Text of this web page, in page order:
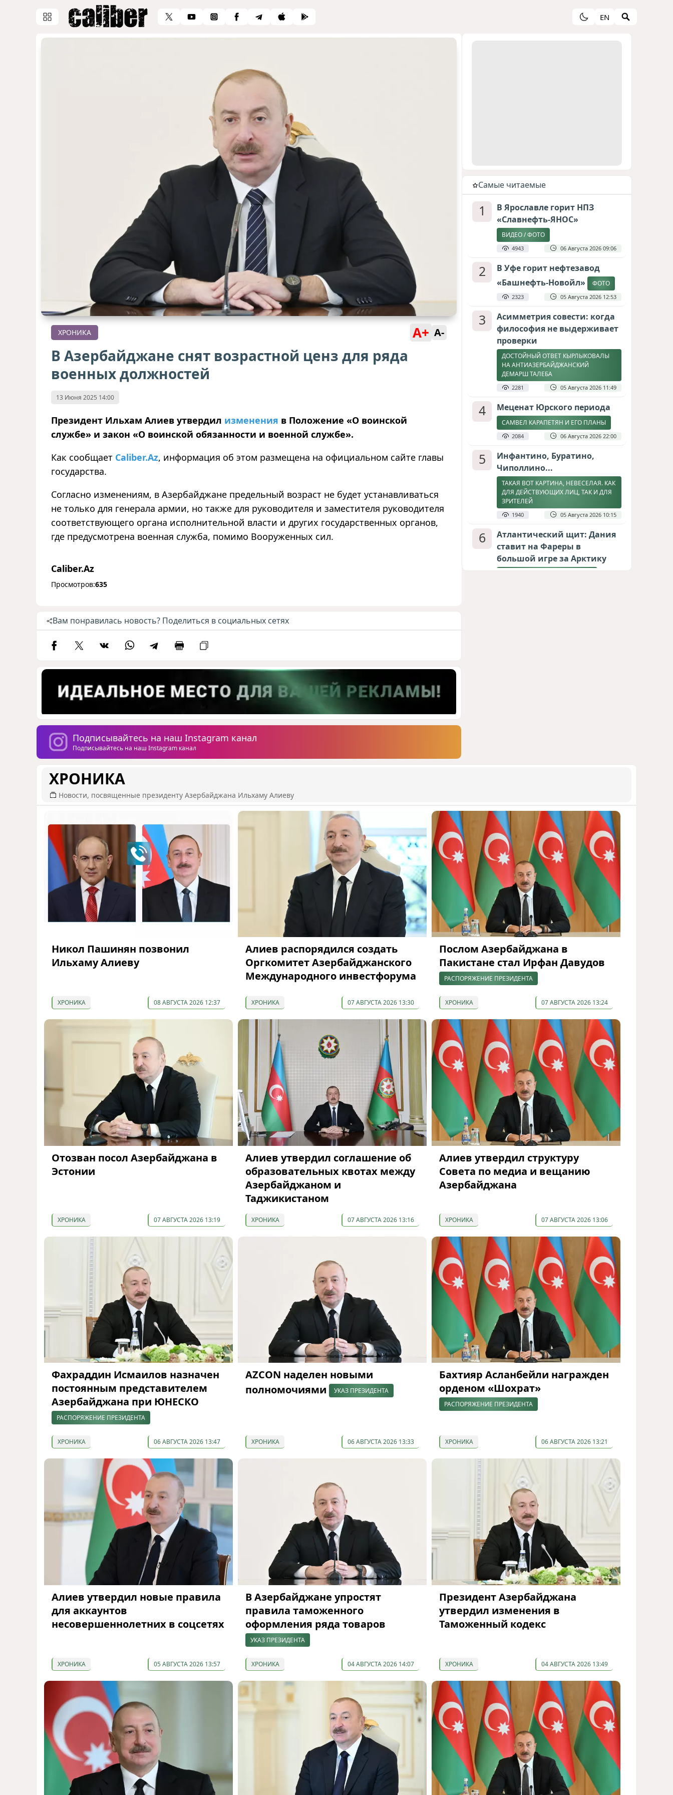
EN
ХРОНИКА A+ A-
В Азербайджане снят возрастной ценз для ряда
военных должностей
13 Июня 2025 14:00
Президент Ильхам Алиев утвердил изменения в Положение «О воинской
службе» и закон «О воинской обязанности и военной службе».
Как сообщает Caliber.Az, информация об этом размещена на официальном сайте главы
государства.
Согласно изменениям, в Азербайджане предельный возраст не будет устанавливаться
не только для генерала армии, но также для руководителя и заместителя руководителя
соответствующего органа исполнительной власти и других государственных органов,
где предусмотрена военная служба, помимо Вооруженных сил.
Caliber.Az
Просмотров:635
Вам понравилась новость? Поделиться в социальных сетях
Подписывайтесь на наш Instagram канал
Подписывайтесь на наш Instagram канал
Cамые читаемые
1
В Ярославле горит НПЗ
«Славнефть-ЯНОС»
ВИДЕО / ФОТО
4943 06 Августа 2026 09:06
2
В Уфе горит нефтезавод
«Башнефть-Новойл»
ФОТО
2323 05 Августа 2026 12:53
3
Асимметрия совести: когда
философия не выдерживает
проверки
ДОСТОЙНЫЙ ОТВЕТ КЫРЛЫКОВАЛЫ
НА АНТИАЗЕРБАЙДЖАНСКИЙ
ДЕМАРШ ТАЛЕБА
2281 05 Августа 2026 11:49
4 Меценат Юрского периода
САМВЕЛ КАРАПЕТЯН И ЕГО ПЛАНЫ
2084 06 Августа 2026 22:00
5
Инфантино, Буратино,
Чиполлино...
ТАКАЯ ВОТ КАРТИНА, НЕВЕСЕЛАЯ. КАК
ДЛЯ ДЕЙСТВУЮЩИХ ЛИЦ, ТАК И ДЛЯ
ЗРИТЕЛЕЙ
1940 05 Августа 2026 10:15
6
Атлантический щит: Дания
ставит на Фареры в
большой игре за Арктику
майнинга
СТАТЬЯ ВЛАДИМИРА ЦХВЕДИАНИ
1232 05 Августа 2026 17:46
ХРОНИКА
Новости, посвященные президенту Азербайджана Ильхаму Алиеву
Никол Пашинян позвонил
Ильхаму Алиеву
ХРОНИКА 08 АВГУСТА 2026 12:37
Алиев распорядился создать
Оргкомитет Азербайджанского
Международного инвестфорума
ХРОНИКА 07 АВГУСТА 2026 13:30
Послом Азербайджана в
Пакистане стал Ирфан Давудов
РАСПОРЯЖЕНИЕ ПРЕЗИДЕНТА
ХРОНИКА 07 АВГУСТА 2026 13:24
Отозван посол Азербайджана в
Эстонии
ХРОНИКА 07 АВГУСТА 2026 13:19
Алиев утвердил соглашение об
образовательных квотах между
Азербайджаном и
Таджикистаном
ХРОНИКА 07 АВГУСТА 2026 13:16
Алиев утвердил структуру
Совета по медиа и вещанию
Азербайджана
ХРОНИКА 07 АВГУСТА 2026 13:06
Фахраддин Исмаилов назначен
постоянным представителем
Азербайджана при ЮНЕСКО
РАСПОРЯЖЕНИЕ ПРЕЗИДЕНТА
ХРОНИКА 06 АВГУСТА 2026 13:47
AZCON наделен новыми
полномочиями
УКАЗ ПРЕЗИДЕНТА
ХРОНИКА 06 АВГУСТА 2026 13:33
Бахтияр Асланбейли награжден
орденом «Шохрат»
РАСПОРЯЖЕНИЕ ПРЕЗИДЕНТА
ХРОНИКА 06 АВГУСТА 2026 13:21
Алиев утвердил новые правила
для аккаунтов
несовершеннолетних в соцсетях
ХРОНИКА 05 АВГУСТА 2026 13:57
В Азербайджане упростят
правила таможенного
оформления ряда товаров
УКАЗ ПРЕЗИДЕНТА
ХРОНИКА 04 АВГУСТА 2026 14:07
Президент Азербайджана
утвердил изменения в
Таможенный кодекс
ХРОНИКА 04 АВГУСТА 2026 13:49